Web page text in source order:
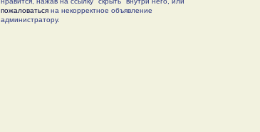
пожаловатьсяна некорректное объявление
администратору.